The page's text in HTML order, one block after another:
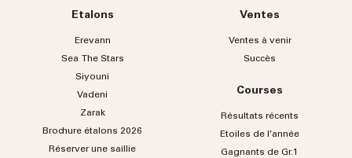
Etalons
Erevann
Sea TheStars
Siyouni
Vadeni
Zarak
Brochure étalons 2026
Réserver une saillie
Ventes
Ventes à venir
Succès
Courses
Résultats récents
Etoiles de l’année
Gagnants de Gr.1